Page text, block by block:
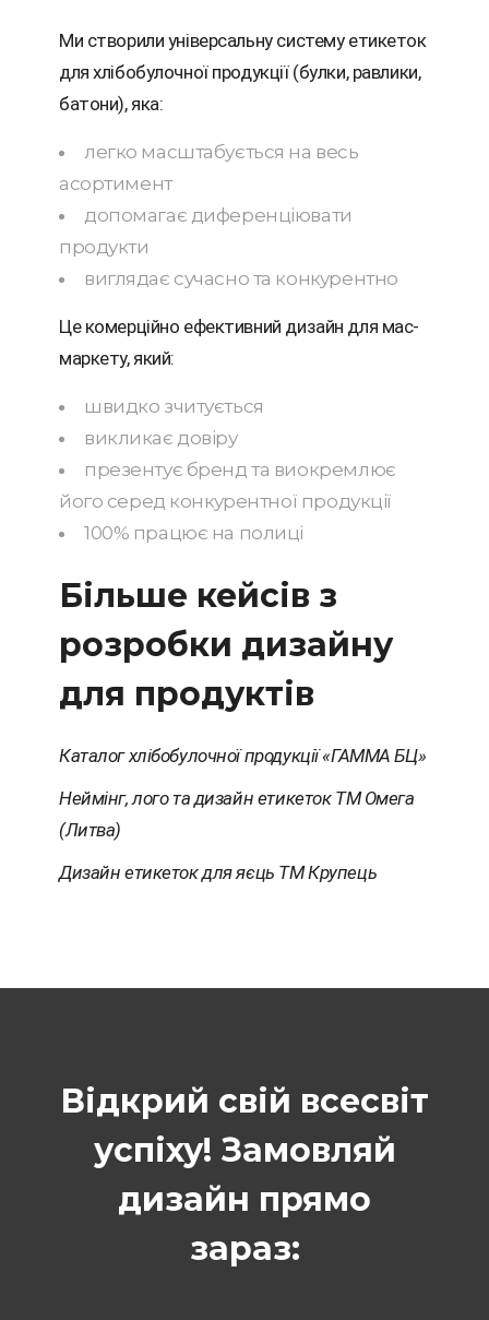
Ми створили універсальну систему етикеток
для хлібобулочної продукції (булки, равлики,
батони), яка:
легко масштабується на весь
асортимент
допомагає диференціювати
продукти
виглядає сучасно та конкурентно
Це комерційно ефективний дизайн для мас-
маркету, який:
швидко зчитується
викликає довіру
презентує бренд та виокремлює
його серед конкурентної продукції
100% працює на полиці
Більше кейсів з
розробки дизайну
для продуктів
Каталог хлібобулочної продукції «ГАММА БЦ»
Неймінг, лого та дизайн етикеток ТМ Омега
(Литва)
Дизайн етикеток для яєць ТМ Крупець
Відкрий свій всесвіт
успіху! Замовляй
дизайн прямо
зараз: